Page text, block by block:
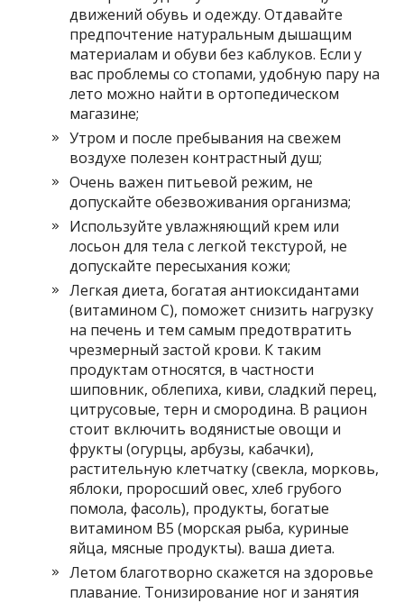
движений обувь и одежду. Отдавайте
предпочтение натуральным дышащим
материалам и обуви без каблуков. Если у
вас проблемы со стопами, удобную пару на
лето можно найти в ортопедическом
магазине;
Утром и после пребывания на свежем
воздухе полезен контрастный душ;
Очень важен питьевой режим, не
допускайте обезвоживания организма;
Используйте увлажняющий крем или
лосьон для тела с легкой текстурой, не
допускайте пересыхания кожи;
Легкая диета, богатая антиоксидантами
(витамином С), поможет снизить нагрузку
на печень и тем самым предотвратить
чрезмерный застой крови. К таким
продуктам относятся, в частности
шиповник, облепиха, киви, сладкий перец,
цитрусовые, терн и смородина. В рацион
стоит включить водянистые овощи и
фрукты (огурцы, арбузы, кабачки),
растительную клетчатку (свекла, морковь,
яблоки, проросший овес, хлеб грубого
помола, фасоль), продукты, богатые
витамином В5 (морская рыба, куриные
яйца, мясные продукты). ваша диета.
Летом благотворно скажется на здоровье
плавание. Тонизирование ног и занятия